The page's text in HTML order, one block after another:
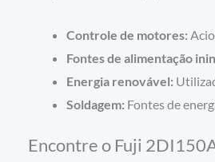
Controle de motores:
Fontes de alimentação
Energia renovável:
Soldagem: Fontes de
Encontre o Fuji